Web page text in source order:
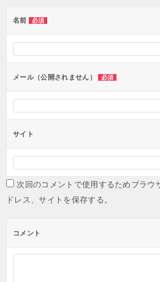
シ
ョ
ン
名前 必須
メール（公開されません） 必須
サイト
次回のコメントで使用するためブラウ
ドレス、サイトを保存する。
コメント